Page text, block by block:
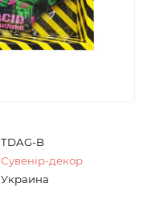
TDAG-B
Сувенір-декор
Украина